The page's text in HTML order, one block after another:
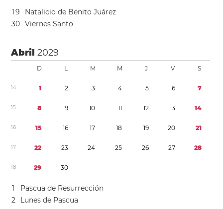
19
Natalicio de Benito Juárez
30 Viernes Santo
Abril2029
D L M M J V S
14 1 2 3 4 5 6 7
15 8 9 10 11 12 13 14
16 15 16 17 18 19 20 21
17 22 23 24 25 26 27 28
18 29 30
1
Pascua de Resurrección
2
Lunes de Pascua